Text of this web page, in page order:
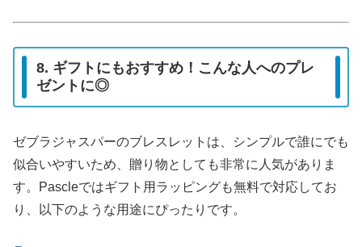
8. ギフトにもおすすめ！こんな人へのプレ
ゼントに◎
ゼブラジャスパーのブレスレットは、シンプルで誰にでも
似合いやすいため、贈り物としても非常に人気がありま
す。Pascleではギフト用ラッピングも無料で対応してお
り、以下のような用途にぴったりです。